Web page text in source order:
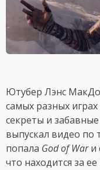
Ютубер Лэнс
самых разных
секреты и
выпускал видео по
попала God of Warи
что находится за